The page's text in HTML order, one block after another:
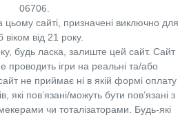
06706.
цьому сайті, призначені виключно для
віком від 21 року.
будь ласка, залиште цей сайт. Сайт
проводить ігри на реальні та/або
не приймає ні в якій формі оплату
які пов’язані/можуть бути пов’язані з
чи тоталізаторами. Будь-які